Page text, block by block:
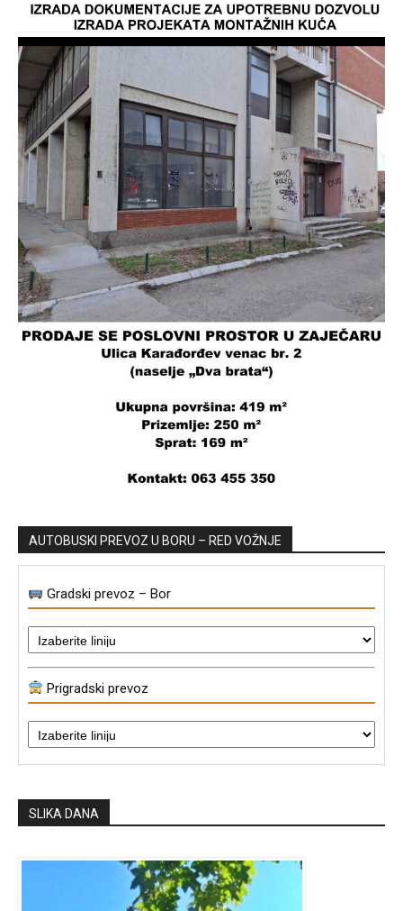
AUTOBUSKI PREVOZ U BORU – RED VOŽNJE
Gradski prevoz – Bor
Prigradski prevoz
SLIKA DANA